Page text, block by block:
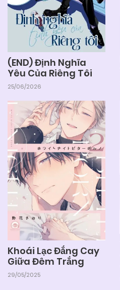
(END) Định Nghĩa
Yêu Của Riêng Tôi
25/06/2026
Khoái Lạc Đắng Cay
Giữa Đêm Trắng
29/05/2025